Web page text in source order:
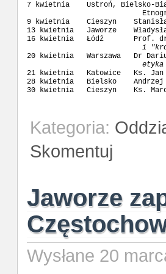
7 kwietnia    Ustroń, Bielsko-
9 kwietnia    Cieszyn
13 kwietnia   Jaworze
16 kwietnia   Łódź       Prof. dr
i
20 kwietnia   Warszawa   Dr
21 kwietnia   Katowice   Ks.
28 kwietnia   Bielsko    Andrzej
30 kwietnia   Cieszyn    Ks.
Kategoria:
Skomentuj
Jaworze
Wysłane 20